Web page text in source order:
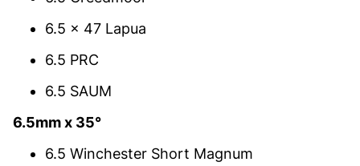
6.5 x 47 Lapua
6.5 PRC
6.5 SAUM
6.5mm x 35°
6.5 Winchester Short Magnum